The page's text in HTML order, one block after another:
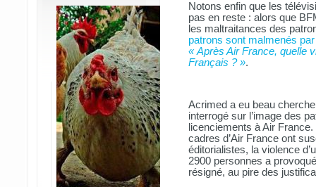
Notons enfin que les
pas en reste : alors que
les maltraitances des
patrons sont malmenés
« Après Air France, quelle
Français ? ».
Acrimed a eu beau
interrogé sur l’image des
licenciements à Air
cadres d’Air France ont
éditorialistes, la violence
2900 personnes a
résigné, au pire des